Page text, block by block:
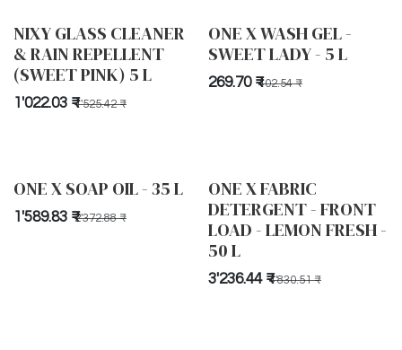
NIXY GLASS CLEANER
& RAIN REPELLENT
(SWEET PINK) 5 L
1'022.03 1'525.42₹
ONE X WASH GEL -
SWEET LADY - 5 L
269.70₹ 402.54₹
ONE X SOAP OIL - 35 L
1'589.83 2'372.88₹
ONE X FABRIC
DETERGENT - FRONT
LOAD - LEMON FRESH -
50 L
3'236.44₹ 4'830.51₹